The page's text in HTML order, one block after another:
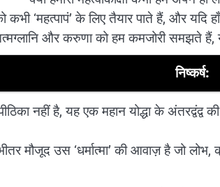
कभी ‘महत्पापं’ के लिए तैयार पाते हैं, और
और करुणा को हम कमजोरी समझते हैं,
निष्कर्ष:
नहीं है, यह एक महान योद्धा के अंतरद्वंद्व
मौजूद उस ‘धर्मात्मा’ की आवाज़ है जो